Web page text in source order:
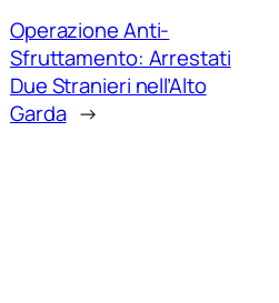
Operazione Anti-
Sfruttamento: Arrestati
Due Stranieri nell’Alto
Garda →